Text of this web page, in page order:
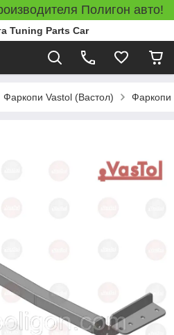
Полигон авто!
Tuning Parts Car
Фаркопи Vastol (Вастол) Фаркопи